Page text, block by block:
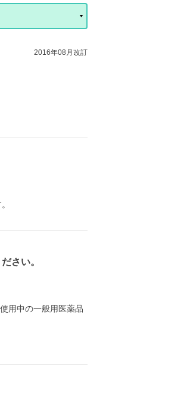
2016年08月改訂
さい。
用中の一般用医薬品